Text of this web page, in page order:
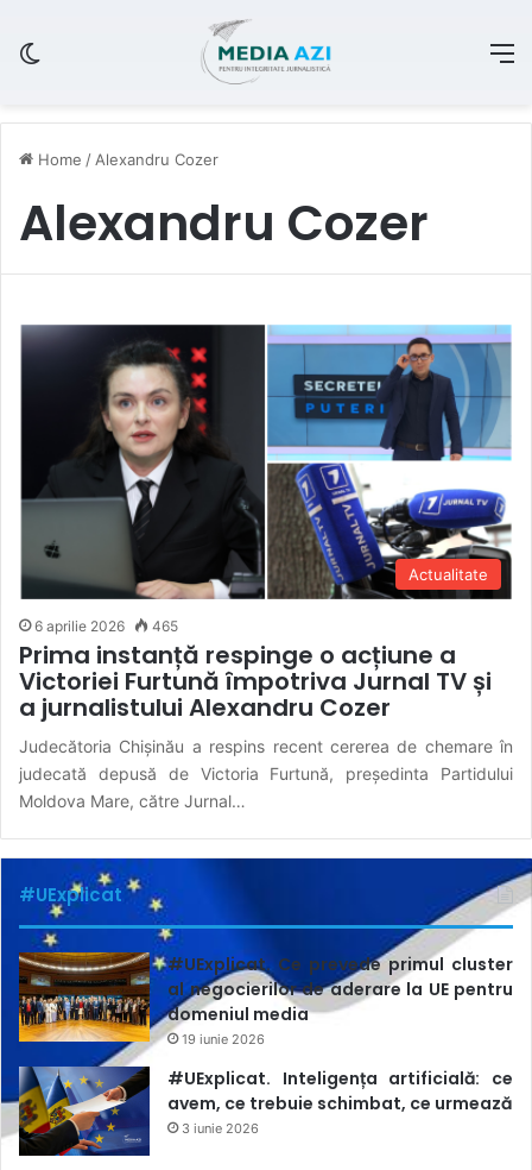
Home / Alexandru Cozer
Alexandru Cozer
Actualitate
6 aprilie 2026 465
Prima instanță respinge o acțiune a
Victoriei Furtună împotriva Jurnal TV și
a jurnalistului Alexandru Cozer
Judecătoria Chișinău a respins recent cererea de chemare în
judecată depusă de Victoria Furtună, președinta Partidului
Moldova Mare, către Jurnal…
#UExplicat
#UExplicat. Ce prevede primul cluster
al negocierilor de aderare la UE pentru
domeniul media
19 iunie 2026
#UExplicat. Inteligența artificială: ce
avem, ce trebuie schimbat, ce urmează
3 iunie 2026